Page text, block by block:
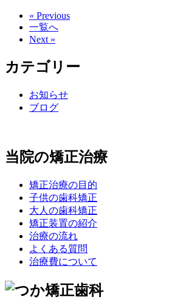
« Previous
一覧へ
Next »
カテゴリー
お知らせ
ブログ
当院の矯正治療
矯正治療の目的
子供の歯科矯正
大人の歯科矯正
矯正装置の紹介
治療の流れ
よくある質問
治療費について